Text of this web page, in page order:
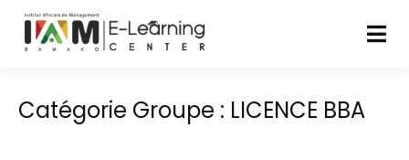
Catégorie Groupe : LICENCE BBA